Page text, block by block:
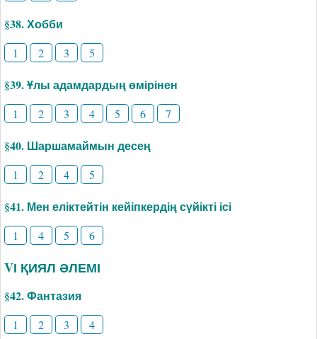
§38. Хобби
1 2 3 5
§39. Ұлы адамдардың өмірінен
1 2 3 4 5 6 7
§40. Шаршамаймын десең
1 2 4 5
§41. Мен еліктейтін кейіпкердің сүйікті ісі
1 4 5 6
VІ ҚИЯЛ ӘЛЕМІ
§42. Фантазия
1 2 3 4